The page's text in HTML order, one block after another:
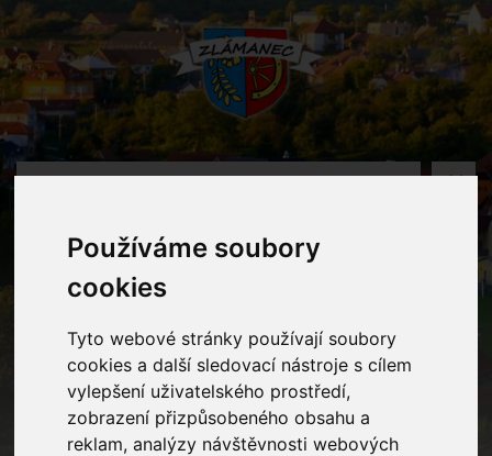
Používáme soubory
cookies
Tyto webové stránky používají soubory
cookies a další sledovací nástroje s cílem
vylepšení uživatelského prostředí,
zobrazení přizpůsobeného obsahu a
reklam, analýzy návštěvnosti webových
Oznámení
Home Oznámení Mikuláš a vánoční besídka
Mikuláš a vánoční besídka